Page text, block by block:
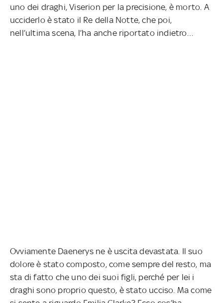
uno dei draghi, Viserion per la precisione, è morto. A
ucciderlo è stato il Re della Notte, che poi,
nell’ultima scena, l’ha anche riportato indietro…
Ovviamente Daenerys ne è uscita devastata. Il suo
dolore è stato composto, come sempre del resto, ma
sta di fatto che uno dei suoi figli, perché per lei i
draghi sono proprio questo, è stato ucciso. Ma come